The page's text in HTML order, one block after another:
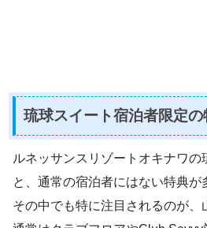
琉球スイート宿泊者限定の
ルネッサンスリゾートオキナワの
と、通常の宿泊者にはない特典が
その中でも特に注目されるのが、